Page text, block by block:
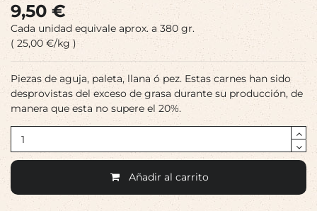
9,50 €
Cada unidad equivale aprox. a 380 gr.
( 25,00 €/kg )
Piezas de aguja, paleta, llana ó pez. Estas carnes han sido
desprovistas del exceso de grasa durante su producción, de
manera que esta no supere el 20%.
Añadir al carrito